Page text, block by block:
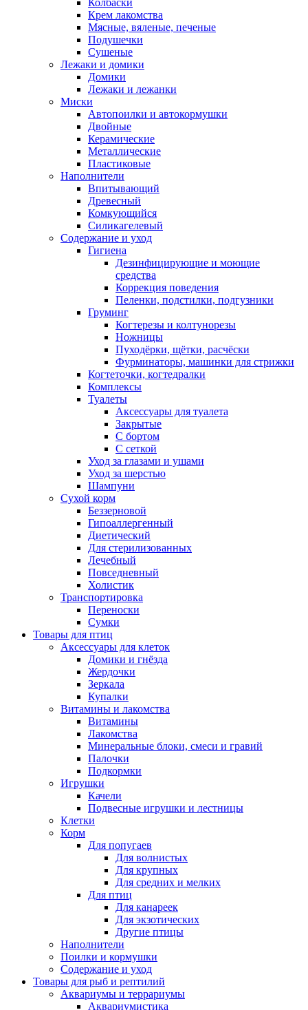
Колбаски
Крем лакомства
Мясные, вяленые, печеные
Подушечки
Сушеные
Лежаки и домики
Домики
Лежаки и лежанки
Миски
Автопоилки и автокормушки
Двойные
Керамические
Металлические
Пластиковые
Наполнители
Впитывающий
Древесный
Комкующийся
Силикагелевый
Содержание и уход
Гигиена
Дезинфицирующие и моющие
средства
Коррекция поведения
Пеленки, подстилки, подгузники
Груминг
Когтерезы и колтунорезы
Ножницы
Пуходёрки, щётки, расчёски
Фурминаторы, машинки для стрижки
Когтеточки, когтедралки
Комплексы
Туалеты
Аксессуары для туалета
Закрытые
С бортом
С сеткой
Уход за глазами и ушами
Уход за шерстью
Шампуни
Сухой корм
Беззерновой
Гипоаллергенный
Диетический
Для стерилизованных
Лечебный
Повседневный
Холистик
Транспортировка
Переноски
Сумки
Товары для птиц
Аксессуары для клеток
Домики и гнёзда
Жердочки
Зеркала
Купалки
Витамины и лакомства
Витамины
Лакомства
Минеральные блоки, смеси и гравий
Палочки
Подкормки
Игрушки
Качели
Подвесные игрушки и лестницы
Клетки
Корм
Для попугаев
Для волнистых
Для крупных
Для средних и мелких
Для птиц
Для канареек
Для экзотических
Другие птицы
Наполнители
Поилки и кормушки
Содержание и уход
Товары для рыб и рептилий
Аквариумы и террариумы
Аквариумистика